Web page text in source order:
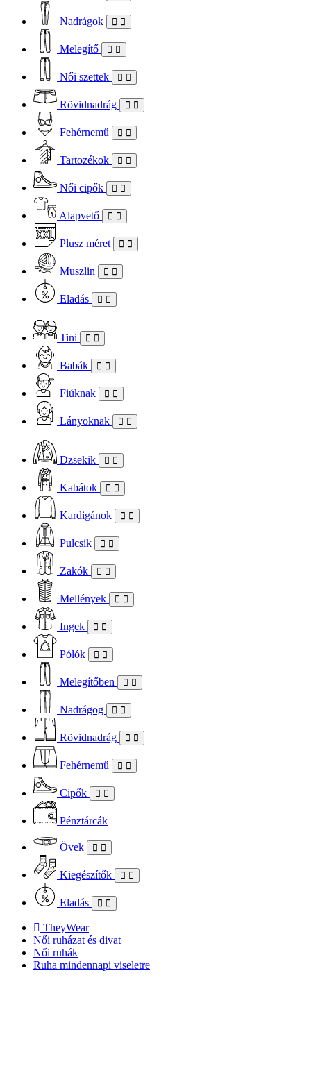
Nadrágok
Melegítő
Női szettek
Rövidnadrág
Fehérnemű
Tartozékok
Női cipők
Alapvető
Plusz méret
Muszlin
Eladás
Tini
Babák
Fiúknak
Lányoknak
Dzsekik
Kabátok
Kardigánok
Pulcsik
Zakók
Mellények
Ingek
Pólók
Melegítőben
Nadrágog
Rövidnadrág
Fehérnemű
Cipők
Pénztárcák
Övek
Kiegészítők
Eladás
TheyWear
Női ruházat és divat
Női ruhák
Ruha mindennapi viseletre